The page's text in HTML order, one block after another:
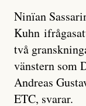
Ninïan
Kuhn
två
vänstern som
Andreas
ETC, svarar.